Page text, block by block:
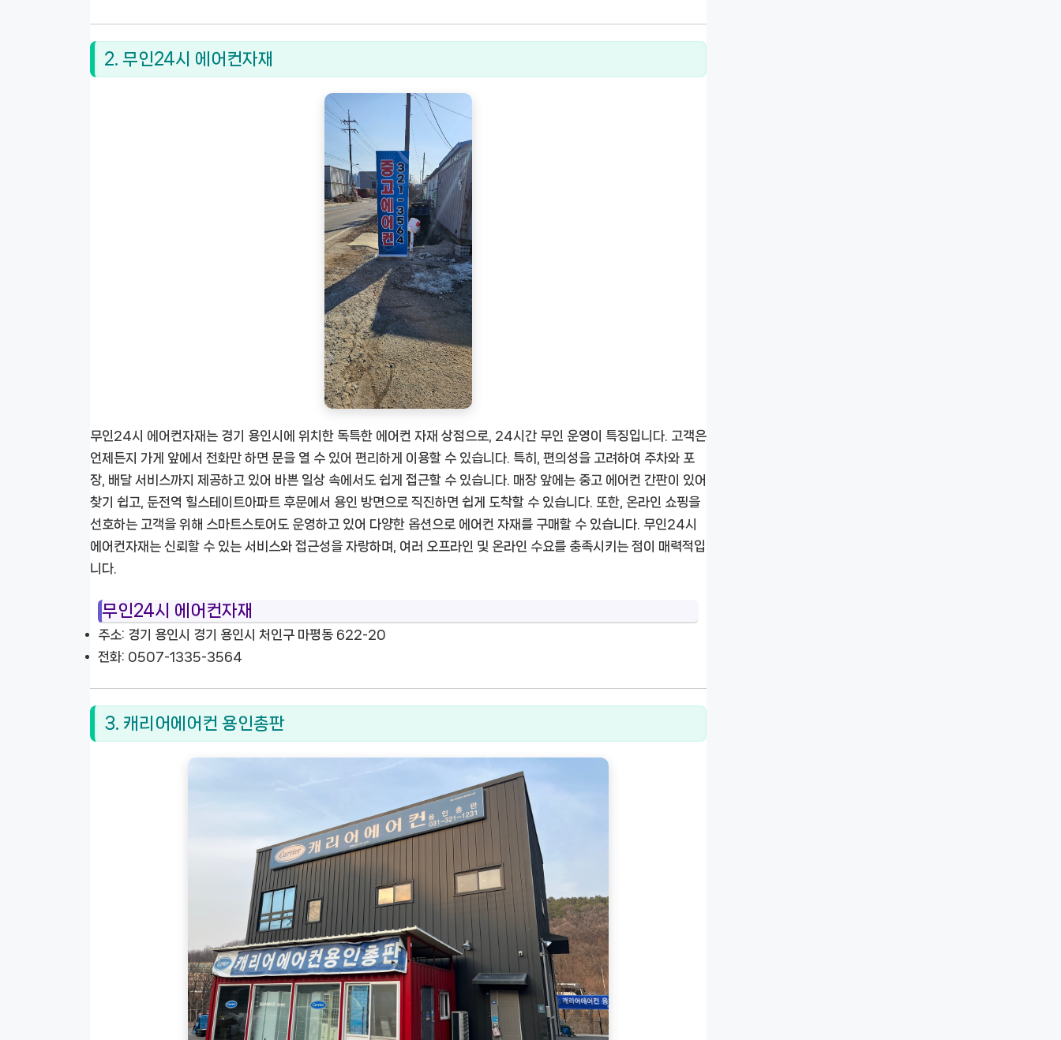
2. 무인24시 에어컨자재
무인24시 에어컨자재는 경기 용인시에 위치한 독특한 에어컨 자재 상점으로, 24시간 무인 운영이 특징입니다. 고객은
언제든지 가게 앞에서 전화만 하면 문을 열 수 있어 편리하게 이용할 수 있습니다. 특히, 편의성을 고려하여 주차와 포
장, 배달 서비스까지 제공하고 있어 바쁜 일상 속에서도 쉽게 접근할 수 있습니다. 매장 앞에는 중고 에어컨 간판이 있어
찾기 쉽고, 둔전역 힐스테이트아파트 후문에서 용인 방면으로 직진하면 쉽게 도착할 수 있습니다. 또한, 온라인 쇼핑을
선호하는 고객을 위해 스마트스토어도 운영하고 있어 다양한 옵션으로 에어컨 자재를 구매할 수 있습니다. 무인24시
에어컨자재는 신뢰할 수 있는 서비스와 접근성을 자랑하며, 여러 오프라인 및 온라인 수요를 충족시키는 점이 매력적입
니다.
무인24시 에어컨자재
주소: 경기 용인시 경기 용인시 처인구 마평동 622-20
전화: 0507-1335-3564
3. 캐리어에어컨 용인총판